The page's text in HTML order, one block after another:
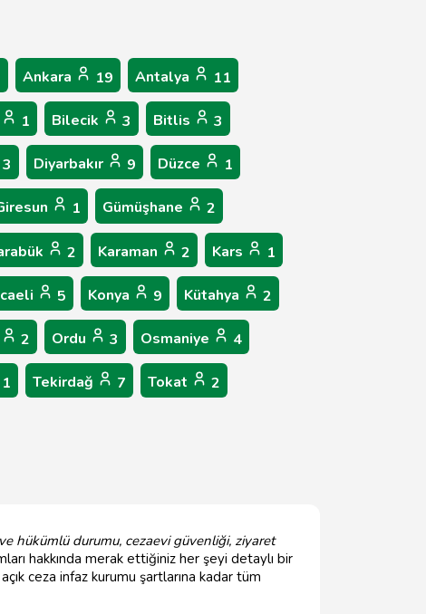
Ankara 19 Antalya 11
1 Bilecik 3 Bitlis 3
3 Diyarbakır 9 Düzce 1
1 Gümüşhane 2
2 Karaman 2 Kars 1
5 Konya 9 Kütahya 2
2 Ordu 3 Osmaniye 4
1 Tekirdağ 7 Tokat 2
hükümlü durumu, cezaevi güvenliği, ziyaret
hakkında merak ettiğiniz her şeyi detaylı bir
ceza infaz kurumu şartlarına kadar tüm